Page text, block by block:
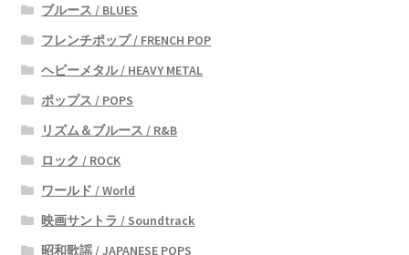
ブルース / BLUES
フレンチポップ / FRENCH POP
ヘビーメタル / HEAVY METAL
ポップス / POPS
リズム＆ブルース / R&B
ロック / ROCK
ワールド / World
映画サントラ / Soundtrack
昭和歌謡 / JAPANESE POPS